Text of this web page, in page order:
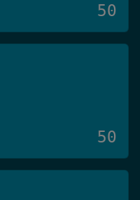
50
50